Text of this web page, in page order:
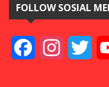
FOLLOW SOSIAL
FacebookInstagram